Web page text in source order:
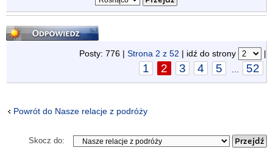
Odpowiedz
Posty: 776 | Strona 2 z 52 | idź do strony |
1 2 3 4 5 ... 52
Powrót do Nasze relacje z podróży
Skocz do: